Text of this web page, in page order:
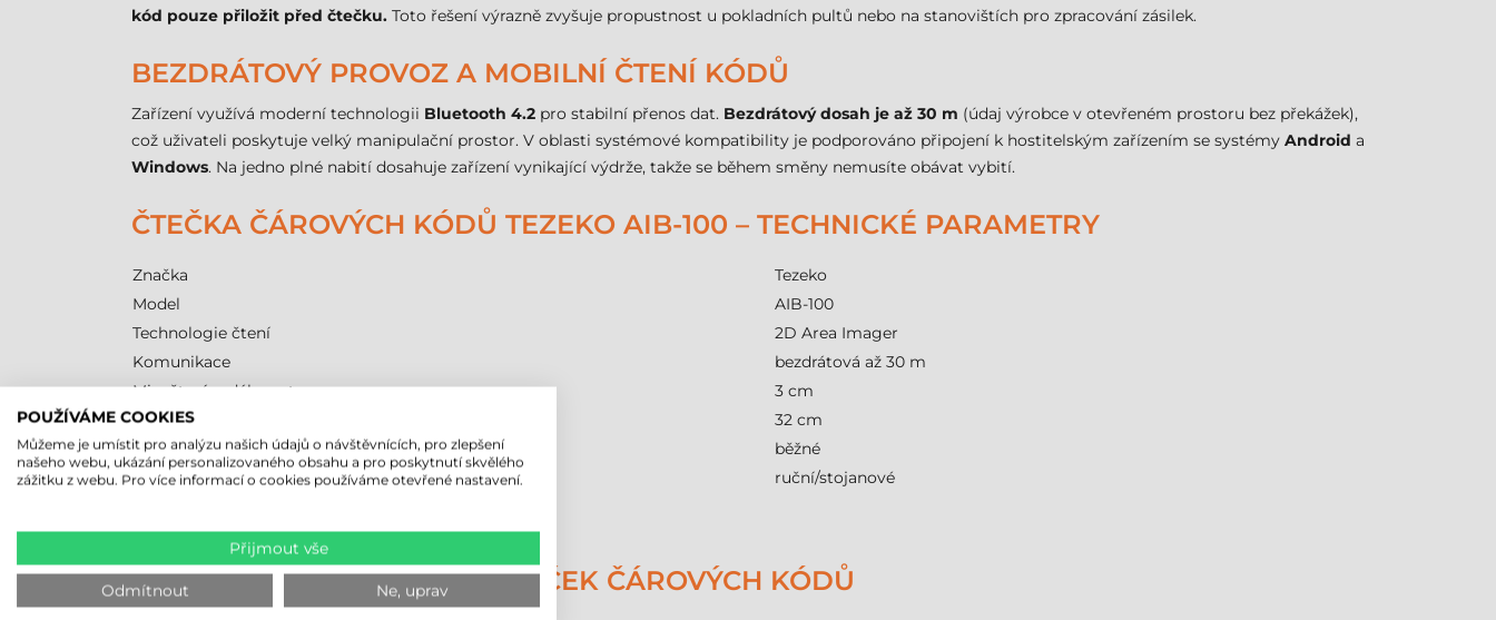
kód pouze přiložit před čtečku. Toto řešení výrazně zvyšuje propustnost u pokladních pultů nebo na stanovištích pro zpracování zásilek.
BEZDRÁTOVÝ PROVOZ A MOBILNÍ ČTENÍ KÓDŮ
Zařízení využívá moderní technologii Bluetooth 4.2 pro stabilní přenos dat. Bezdrátový dosah je až 30 m (údaj výrobce v otevřeném prostoru bez překážek),
což uživateli poskytuje velký manipulační prostor. V oblasti systémové kompatibility je podporováno připojení k hostitelským zařízením se systémy Android a
Windows. Na jedno plné nabití dosahuje zařízení vynikající výdrže, takže se během směny nemusíte obávat vybití.
ČTEČKA ČÁROVÝCH KÓDŮ TEZEKO AIB-100 – TECHNICKÉ PARAMETRY
Značka
Tezeko
Model
AIB-100
Technologie čtení
2D Area Imager
Komunikace
bezdrátová až 30 m
Min. čtecí vzdálenost
3 cm
Max. čtecí vzdálenost
32 cm
Uživatelské prostředí
běžné
Provedení
ruční/stojanové
SROVNÁNÍ TECHNOLOGIÍ ČTEČEK ČÁROVÝCH KÓDŮ
POUŽÍVÁME COOKIES
Můžeme je umístit pro analýzu našich údajů o návštěvnících, pro zlepšení
našeho webu, ukázání personalizovaného obsahu a pro poskytnutí skvělého
zážitku z webu. Pro více informací o cookies používáme otevřené nastavení.
Přijmout vše
Odmítnout Ne, uprav